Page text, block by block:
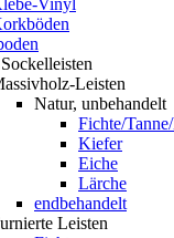
Vinyl
Leisten
Natur, unbehandelt
Fichte/
Kiefer
Eiche
Lärche
endbehandelt
Leisten